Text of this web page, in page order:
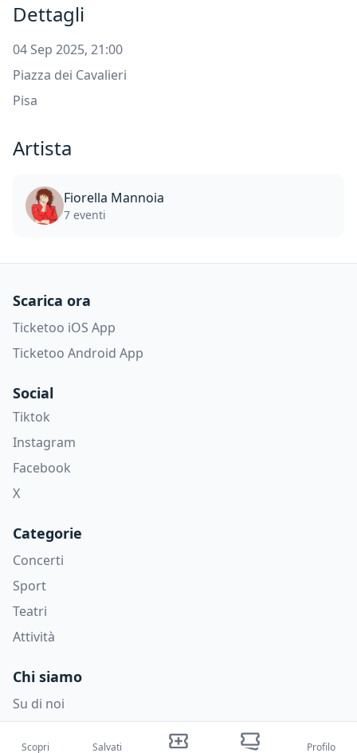
Dettagli
04 Sep 2025, 21:00
Piazza dei Cavalieri
Pisa
Artista
Fiorella Mannoia
7 eventi
Scarica ora
Ticketoo iOS App
Ticketoo Android App
Social
Tiktok
Instagram
Facebook
X
Categorie
Concerti
Sport
Teatri
Attività
Chi siamo
Su di noi
Scopri
Salvati
Profilo